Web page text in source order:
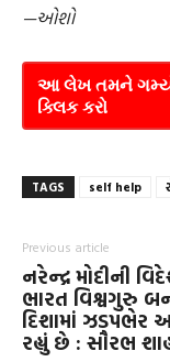
—ઓશો
આ લેખ તમને
ક્લિક કરો
TAGS self help
Previous article
નરેન્દ્ર મોદીની
ભારત વિશ્વગુરુ
દિશામાં ઝડપભેર
રહ્યું છે : સૌરભ